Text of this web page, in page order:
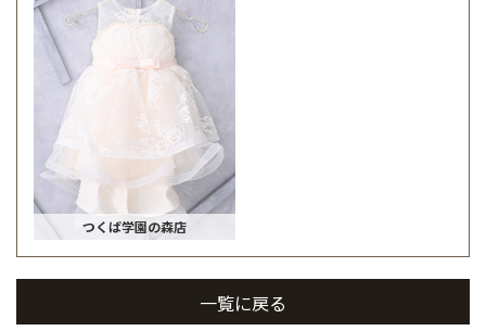
つくば学園の森店
一覧に戻る